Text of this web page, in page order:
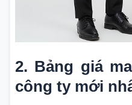
2. Bảng giá
công ty mới